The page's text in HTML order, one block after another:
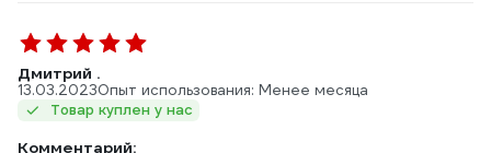
Дмитрий .
13.03.2023Опыт использования: Менее месяца
Товар куплен у нас
Комментарий: